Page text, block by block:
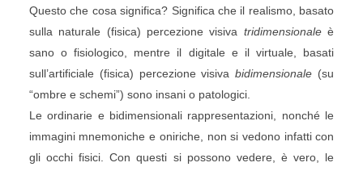
Questo che cosa significa? Significa che il realismo, basato
sulla naturale (fisica) percezione visiva tridimensionaleè
sano o fisiologico, mentre il digitale e il virtuale, basati
sull’artificiale (fisica) percezione visivabidimensionale (su
“ombre e schemi”) sono insani o patologici.
Le ordinarie e bidimensionali rappresentazioni, nonché le
immagini mnemoniche e oniriche, non si vedono infatti con
gli occhi fisici. Con questi si possono vedere, è vero, le